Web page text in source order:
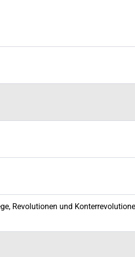
Revolutionen und